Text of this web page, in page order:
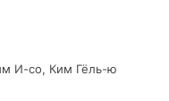
И-со, Ким Гёль-ю